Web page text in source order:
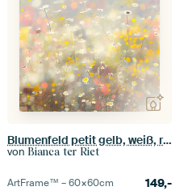
Blumenfeld petit gelb, weiß, rosa
von Bianca ter Riet
ArtFrame™ –60×60cm 149,-